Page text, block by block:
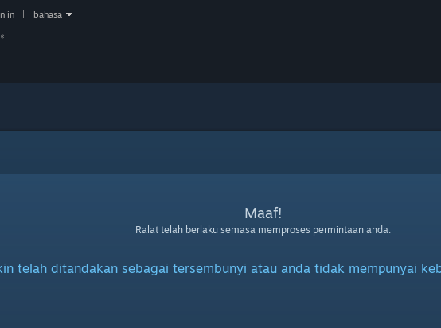
in bahasa
Maaf!
Ralat telah berlaku semasa memproses permintaan anda:
telah ditandakan sebagai tersembunyi atau anda tidak mempunyai